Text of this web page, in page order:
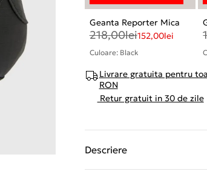
Geanta Reporter Mica
218,00lei152,00lei
Culoare: Black
Livrare gratuita pentru
RON
Retur gratuit in 30 de zile
Descriere